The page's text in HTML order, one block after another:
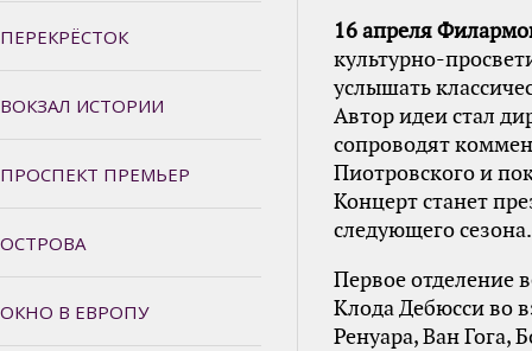
ПЕРЕКРЁСТОК
ВОКЗАЛ ИСТОРИИ
ПРОСПЕКТ ПРЕМЬЕР
ОСТРОВА
ОКНО В ЕВРОПУ
16 апреля
культурно-
услышать
Автор идеи стал
сопроводят
Пиотровского и
Концерт станет
следующего сезона.
Первое отделение
Клода Дебюсси во
Ренуара, Ван Гога,